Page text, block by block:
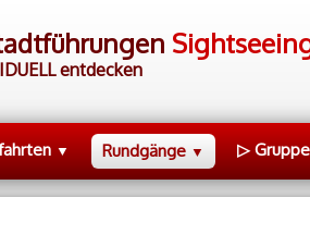
entdecken
▼ Rundgänge ▼ ▷